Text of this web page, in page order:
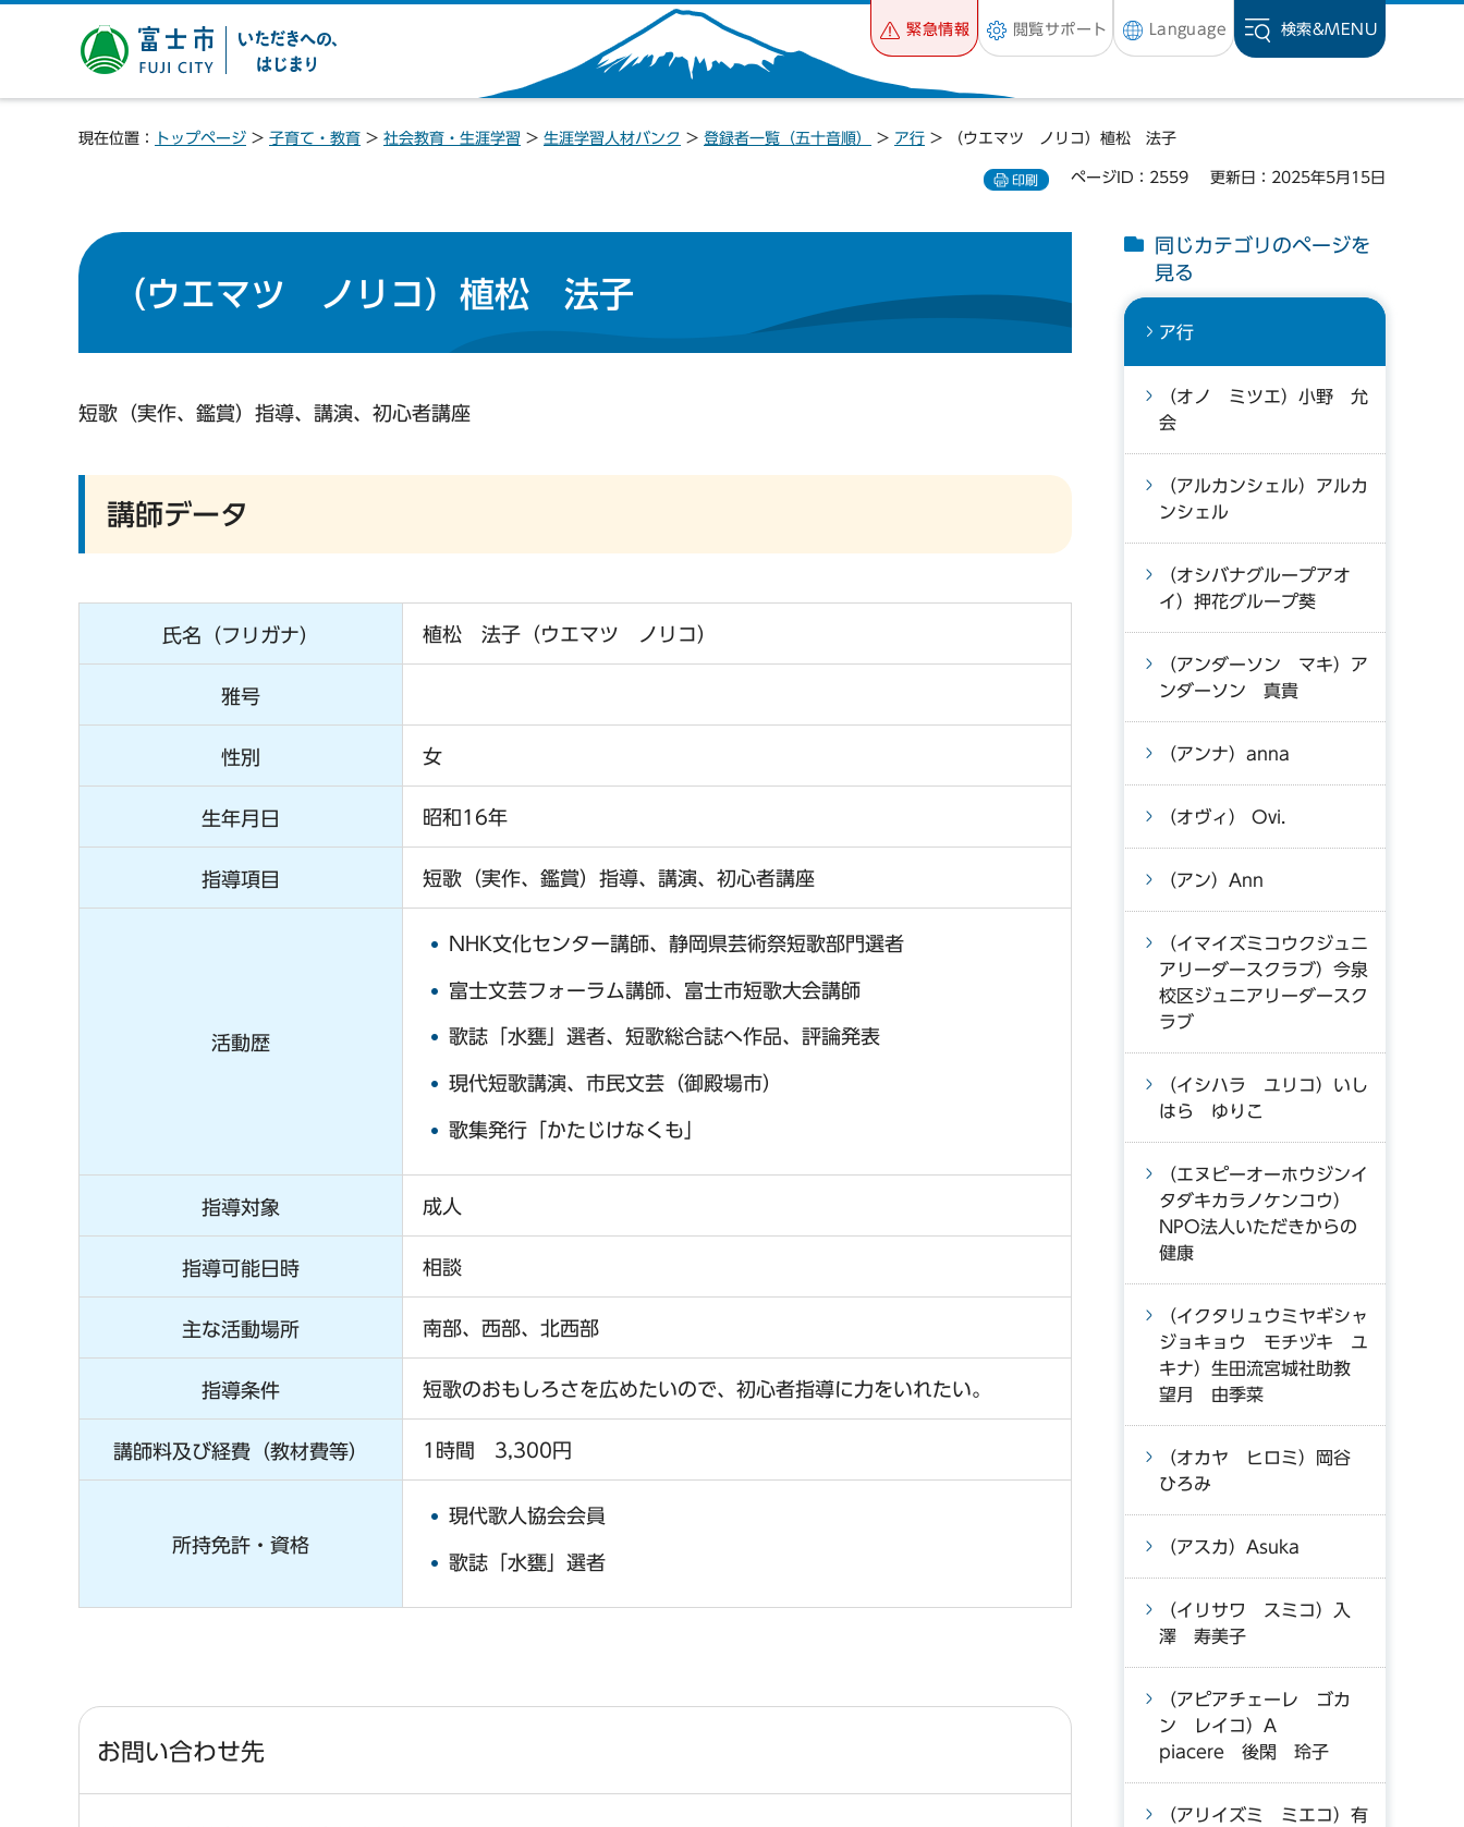
富士市 いただきへの、は
じまり
緊急情報 閲覧サポート Language 検索&MENU
現在位置： トップページ > 子育て・教育 > 社会教育・生涯学習 > 生涯学習人材バンク > 登録者一覧（五十音順） > ア行 > （ウエマツ ノリコ）植松 法子
印刷 ページID：2559 更新日：2025年5月15日
（ウエマツ ノリコ）植松 法子
短歌（実作、鑑賞）指導、講演、初心者講座
講師データ
氏名（フリガナ） 植松 法子（ウエマツ ノリコ）
雅号
性別 女
生年月日 昭和16年
指導項目 短歌（実作、鑑賞）指導、講演、初心者講座
活動歴
NHK文化センター講師、静岡県芸術祭短歌部門選者
富士文芸フォーラム講師、富士市短歌大会講師
歌誌「水甕」選者、短歌総合誌へ作品、評論発表
現代短歌講演、市民文芸（御殿場市）
歌集発行「かたじけなくも」
指導対象 成人
指導可能日時 相談
主な活動場所 南部、西部、北西部
指導条件 短歌のおもしろさを広めたいので、初心者指導に力をいれたい。
講師料及び経費（教材費等） 1時間 3,300円
所持免許・資格
現代歌人協会会員
歌誌「水甕」選者
お問い合わせ先
同じカテゴリのページを
見る
ア行
（オノ ミツエ）小野 允
会
（アルカンシェル）アルカ
ンシェル
（オシバナグループアオ
イ）押花グループ葵
（アンダーソン マキ）ア
ンダーソン 真貴
（アンナ）anna
（オヴィ） Ovi.
（アン）Ann
（イマイズミコウクジュニ
アリーダースクラブ）今泉
校区ジュニアリーダースク
ラブ
（イシハラ ユリコ）いし
はら ゆりこ
（エヌピーオーホウジンイ
タダキカラノケンコウ）
NPO法人いただきからの
健康
（イクタリュウミヤギシャ
ジョキョウ モチヅキ ユ
キナ）生田流宮城社助教
望月 由季菜
（オカヤ ヒロミ）岡谷
ひろみ
（アスカ）Asuka
（イリサワ スミコ）入
澤 寿美子
（アピアチェーレ ゴカ
ン レイコ）A
piacere 後閑 玲子
（アリイズミ ミエコ）有